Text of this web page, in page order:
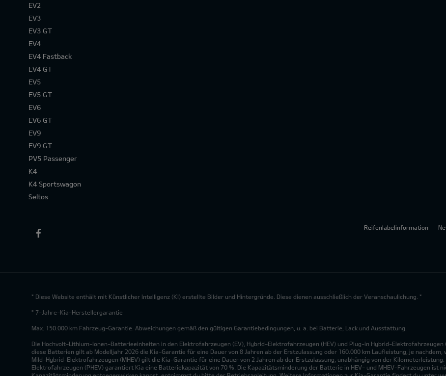
EV2
EV3
EV3 GT
EV4
EV4 Fastback
EV4 GT
EV5
EV5 GT
EV6
EV6 GT
EV9
EV9 GT
PV5 Passenger
K4
K4 Sportswagon
Seltos
Reifenlabelinformation
* Diese Website enthält mit Künstlicher Intelligenz (KI) erstellte Bilder und Hintergründe. Diese dienen ausschließlich der Veranschaulichung. *
* 7-Jahre-Kia-Herstellergarantie
Max. 150.000 km Fahrzeug-Garantie. Abweichungen gemäß den gültigen Garantiebedingungen, u. a. bei Batterie, Lack und Ausstattung.
Die Hochvolt-Lithium-Ionen-Batterieeinheiten in den Elektrofahrzeugen (EV), Hybrid-Elektrofahrzeugen (HEV) und Plug-in Hybrid-Elektrofahrzeugen
diese Batterien gilt ab Modelljahr 2026 die Kia-Garantie für eine Dauer von 8 Jahren ab der Erstzulassung oder 160.000 km Laufleistung, je
Mild-Hybrid-Elektrofahrzeugen (MHEV) gilt die Kia-Garantie für eine Dauer von 2 Jahren ab der Erstzulassung, unabhängig von der
Elektrofahrzeugen (PHEV) garantiert Kia eine Batteriekapazität von 70 %. Die Kapazitätsminderung der Batterie in HEV- und MHEV-Fahrzeugen ist